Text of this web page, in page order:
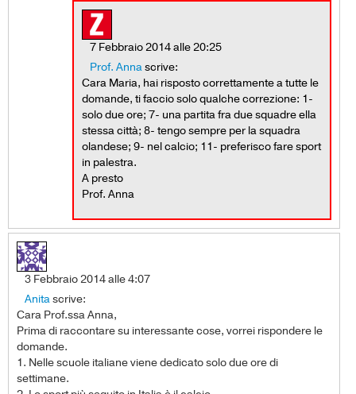
7 Febbraio 2014 alle 20:25
Prof. Annascrive:
Cara Maria, hai risposto correttamente a tutte le
domande, ti faccio solo qualche correzione: 1-
solo due ore; 7- una partita fra due squadre ella
stessa città; 8- tengo sempre per la squadra
olandese; 9- nel calcio; 11- preferisco fare sport
in palestra.
A presto
Prof. Anna
3 Febbraio 2014 alle 4:07
Anitascrive:
Cara Prof.ssa Anna,
Prima di raccontare su interessante cose, vorrei rispondere le
domande.
1. Nelle scuole italiane viene dedicato solo due ore di
settimane.